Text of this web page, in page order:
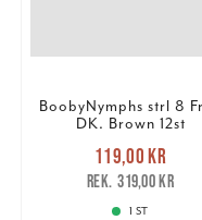
BoobyNymphs strl 8
DK. Brown 12st
Nuvarande pris
119,00 krTidigare pris
319,00 kr
119,00 kr
319,00 kr
1 ST